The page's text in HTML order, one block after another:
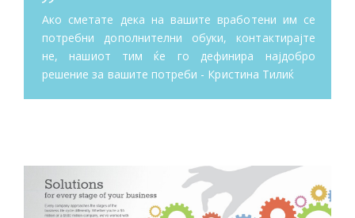
Ако сметате дека на вашите вработени им се
потребни дополнителни обуки, контактирајте
не, нашиот тим ќе го дефинира најдобро
решение за вашите потреби - Кристина Тилиќ